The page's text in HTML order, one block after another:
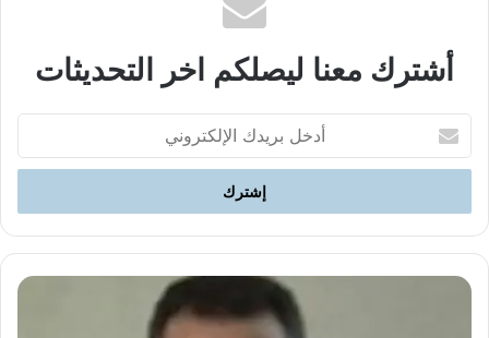
أشترك معنا ليصلكم اخر التحديثات
بريدك
الإلكتروني
خدمة